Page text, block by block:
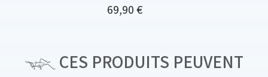
Prix
69,90 €
CES PRODUITS PEUVENT